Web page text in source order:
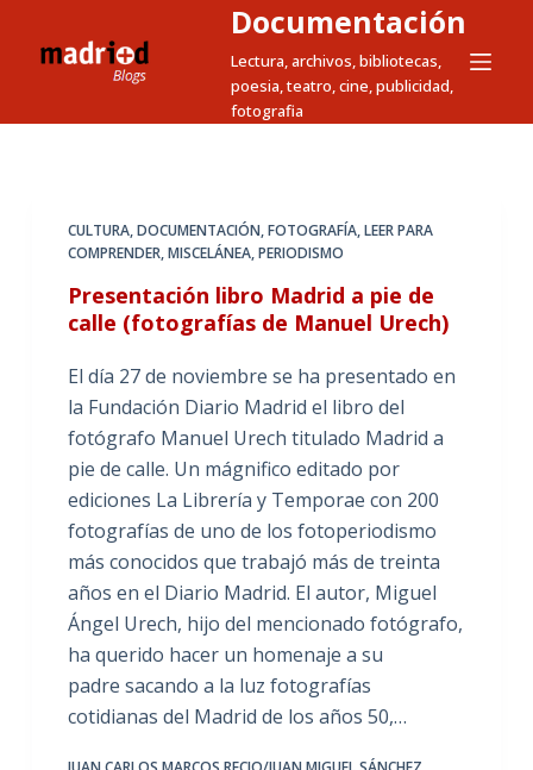
t
Documentación
Lectura, archivos, bibliotecas,
poesia, teatro, cine, publicidad,
fotografia
CULTURA,DOCUMENTACIÓN,FOTOGRAFÍA,LEER PARA
COMPRENDER,MISCELÁNEA,PERIODISMO
Presentación libro Madrid a pie de
calle (fotografías de Manuel Urech)
El día 27 de noviembre se ha presentado en
la Fundación Diario Madrid el libro del
fotógrafo Manuel Urech titulado Madrid a
pie de calle. Un mágnifico editado por
ediciones La Librería y Temporae con 200
fotografías de uno de los fotoperiodismo
más conocidos que trabajó más de treinta
años en el Diario Madrid. El autor, Miguel
Ángel Urech, hijo del mencionado fotógrafo,
ha querido hacer un homenaje a su
padre sacando a la luz fotografías
cotidianas del Madrid de los años 50,…